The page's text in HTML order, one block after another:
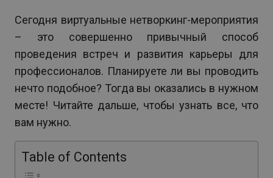
Сегодня виртуальные нетворкинг-мероприятия
– это совершенно привычный способ
проведения встреч и развития карьеры для
профессионалов. Планируете ли вы проводить
нечто подобное? Тогда вы оказались в нужном
месте! Читайте дальше, чтобы узнать все, что
вам нужно.
Table of Contents